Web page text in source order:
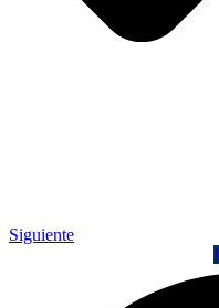
Siguiente